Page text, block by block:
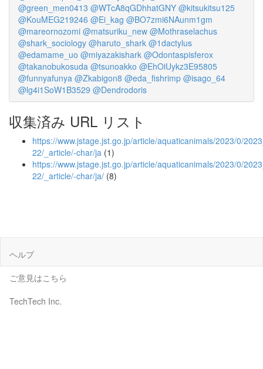
@green_men0413 @WTcA8qGDhhatGNY @kitsukitsu125
@KouMEG219246 @Ei_kag @BO7zmi6NAunm1gm
@mareornozomi @matsuriku_new @Mothraselachus
@shark_sociology @haruto_shark @1dactylus
@edamame_uo @miyazakishark @Odontaspisferox
@takanobukosuda @tsunoakko @EhOiUykz3E95805
@funnyafunya @Zkabigon8 @eda_fishrimp @isago_64
@lg4i1SoW1B3529 @Dendrodoris
収集済み URL リスト
https://www.jstage.jst.go.jp/article/aquaticanimals/2023/0/
22/_article/-char/ja (1)
https://www.jstage.jst.go.jp/article/aquaticanimals/2023/0/
22/_article/-char/ja/ (8)
ヘルプ
ご意見はこちら
TechTech Inc.